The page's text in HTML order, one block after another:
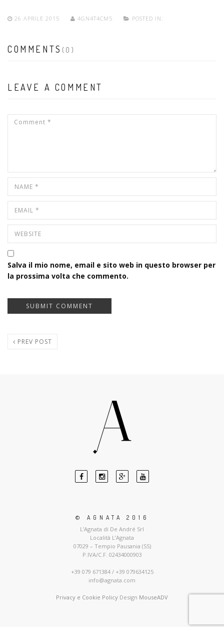
26 APRILE 2015 4GN4T4CM5 POSTED IN:
COMMENTS (0)
LEAVE A COMMENT
Salva il mio nome, email e sito web in questo browser per
la prossima volta che commento.
PREV POST
© AGNATA 2016
L’Agnata di De André Srl
Località L’Agnata
07029 – Tempio Pausania (SS)
P.IVA/C.F. 02434000903
+39 079 671384 / +39 079634125
info@agnata.com
Privacy e Cookie Policy Design MouseADV